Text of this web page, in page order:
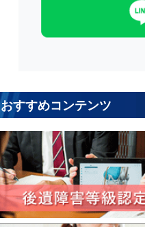
おすすめコンテンツ